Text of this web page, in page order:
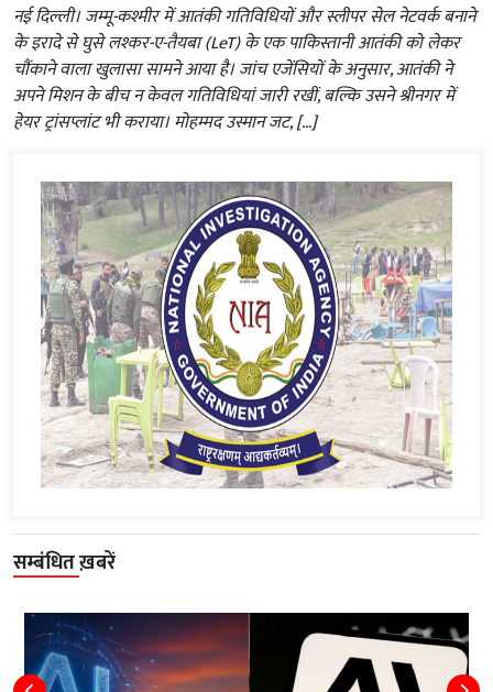
नई दिल्ली। जम्मू-कश्मीर में आतंकी गतिविधियों और स्लीपर सेल नेटवर्क बनाने
के इरादे से घुसे लश्कर-ए-तैयबा (LeT) के एक पाकिस्तानी आतंकी को लेकर
चौंकाने वाला खुलासा सामने आया है। जांच एजेंसियों के अनुसार, आतंकी ने
अपने मिशन के बीच न केवल गतिविधियां जारी रखीं, बल्कि उसने श्रीनगर में
हेयर ट्रांसप्लांट भी कराया। मोहम्मद उस्मान जट, […]
सम्बंधित ख़बरें